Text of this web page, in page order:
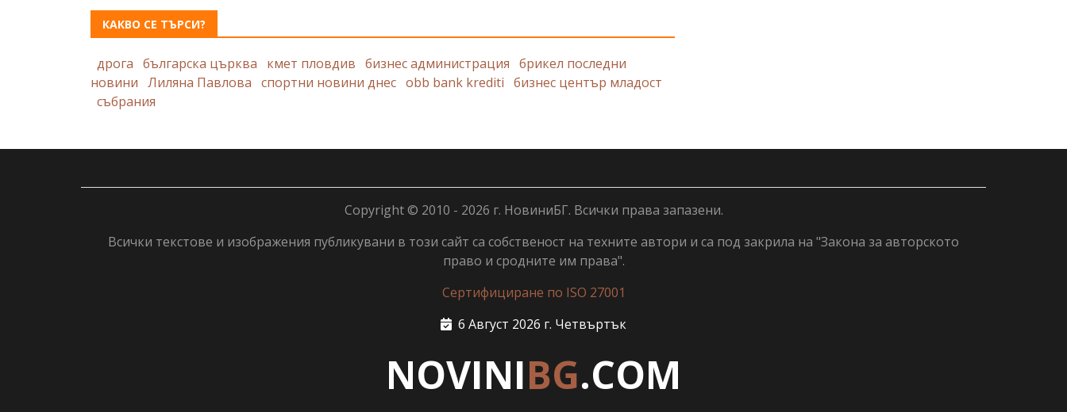
КАКВО СЕ ТЪРСИ?
дрога българска църква кмет пловдив бизнес администрация брикел последни
новини Лиляна Павлова спортни новини днес obb bank krediti бизнес център младост
събрания
Copyright © 2010 - 2026 г. НовиниБГ. Всички права запазени.
Всички текстове и изображения публикувани в този сайт са собственост на техните автори и са под закрила на "Закона за авторското
право и сродните им права".
Сертифициране по ISO 27001
6 Август 2026 г. Четвъртък
NOVINIBG.COM